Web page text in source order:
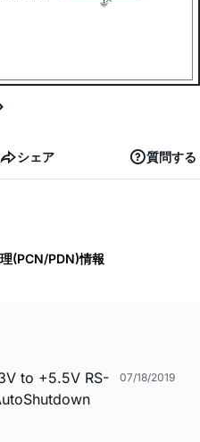
シェア 質問する
(PCN/PDN)情報
to +5.5V RS-
07/18/2019